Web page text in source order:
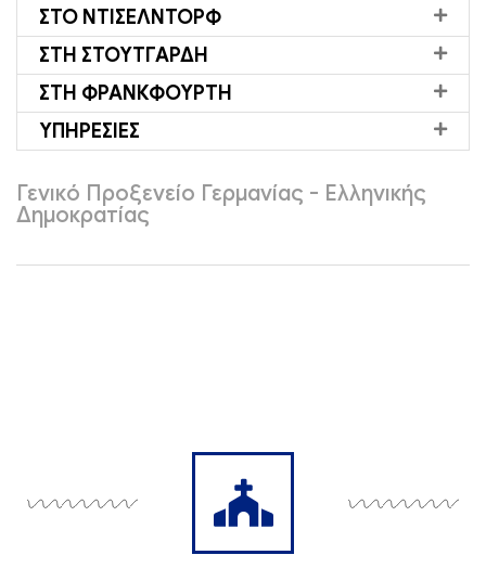
Γενικό Προξενείο Γερμανίας - Ελληνικής
Δημοκρατίας
ΣΤΟ ΝΤΊΣΕΛΝΤΟΡΦ
ΣΤΗ ΣΤΟΥΤΓΆΡΔΗ
ΣΤΗ ΦΡΑΝΚΦΟΎΡΤΗ
ΥΠΗΡΕΣΙΕΣ